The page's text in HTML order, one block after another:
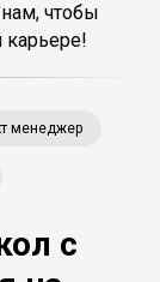
чтобы
менеджер
с